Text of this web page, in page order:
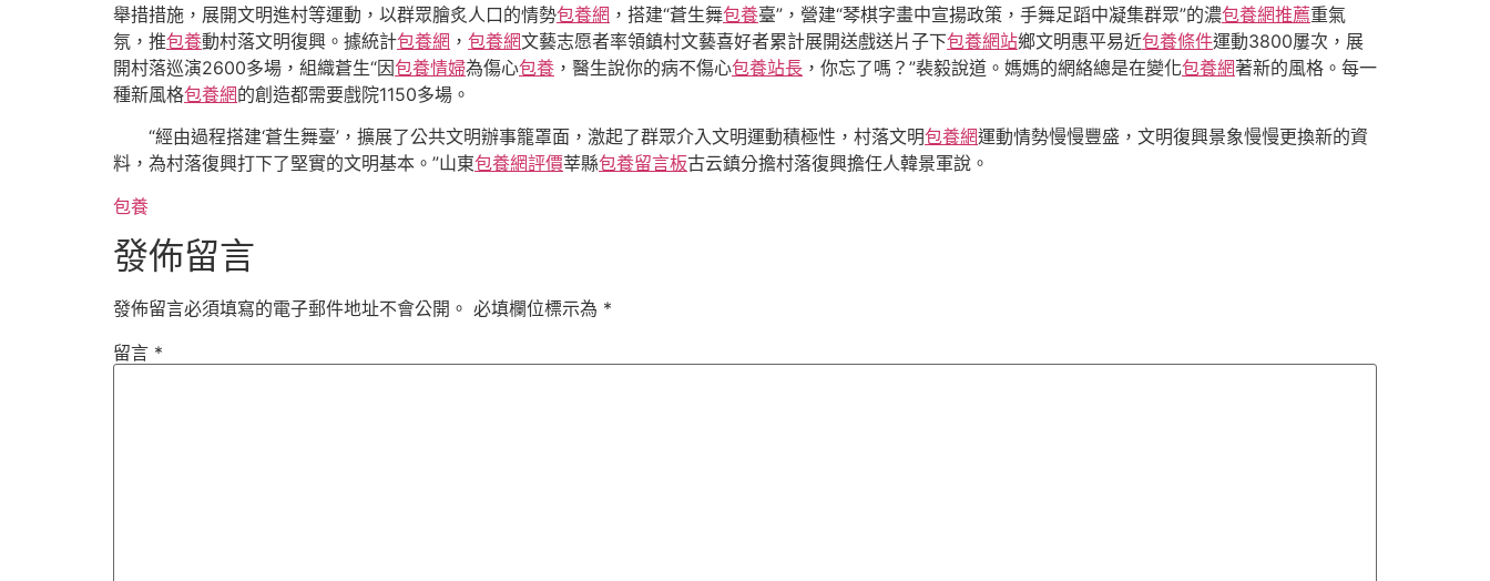
舉措措施，展開文明進村等運動，以群眾膾炙人口的情勢包養網 ，搭建“蒼生舞包養臺”，營建“琴棋字畫中宣揚政策，手舞足蹈中凝集群眾”的濃包養網推薦重氣
氛，推包養動村落文明復興。據統計包養網 ， 包養網文藝志愿者率領鎮村文藝喜好者累計展開送戲送片子下包養網站鄉文明惠平易近包養條件運動3800屢次，展
開村落巡演2600多場，組織蒼生“因包養情婦為傷心包養 ，醫生說你的病不傷心包養站長 ，你忘了嗎？”裴毅說道。媽媽的網絡總是在變化包養網著新的風格。每一
種新風格包養網的創造都需要戲院1150多場。
“經由過程搭建‘蒼生舞臺’，擴展了公共文明辦事籠罩面，激起了群眾介入文明運動積極性，村落文明包養網運動情勢慢慢豐盛，文明復興景象慢慢更換新的資
料，為村落復興打下了堅實的文明基本。”山東包養網評價莘縣包養留言板古云鎮分擔村落復興擔任人韓景軍說。
包養
發佈留言
發佈留言必須填寫的電子郵件地址不會公開。 必填欄位標示為 *
留言 *